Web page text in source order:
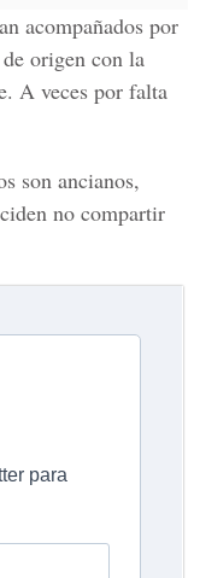
acompañados por
origen con la
A veces por falta
son ancianos,
no compartir